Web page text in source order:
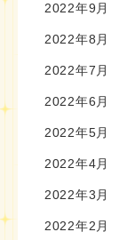
2022年9月
2022年8月
2022年7月
2022年6月
2022年5月
2022年4月
2022年3月
2022年2月